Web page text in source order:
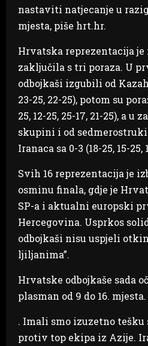
nastaviti natjecanje u
mjesta, piše hrt.hr.
Hrvatska reprezentacija
zaključila s tri poraza. U
odbojkaši izgubili od
23-25, 22-25), potom su
25, 12-25, 25-17, 21-25), a u
skupini i od
Iranaca sa 0-3 (18-25, 15-25,
Svih 16 reprezentacija je
osminu finala, gdje je
SP-a i aktualni europski
Hercegovina. Usprkos
odbojkaši nisu uspjeli
ljiljanima”.
Hrvatske odbojkaše sada
plasman od 9 do 16. mjesta.
. Imali smo izuzetno
protiv top ekipa iz Azije.